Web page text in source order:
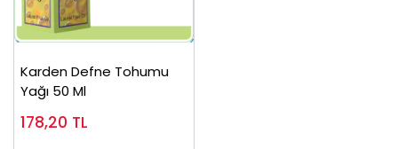
Karden Defne Tohumu
Yağı 50 Ml
178,20 TL